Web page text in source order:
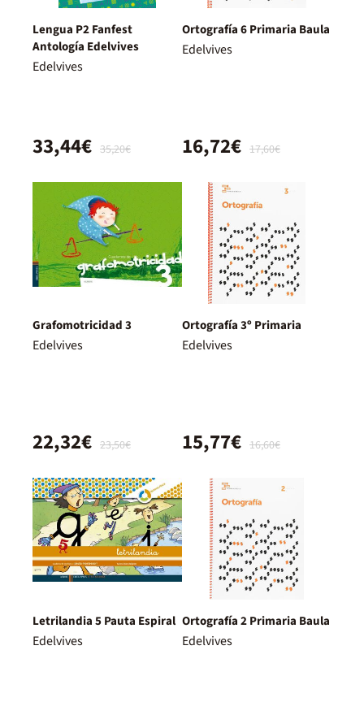
Lengua P2 Fanfest
Antología Edelvives
Edelvives
35,20€
33,44€
Ortografía 6 Primaria Baula
Edelvives
17,60€
16,72€
Grafomotricidad 3
Edelvives
23,50€
22,32€
Ortografía 3º Primaria
Edelvives
16,60€
15,77€
Letrilandia 5 Pauta Espiral
Edelvives
Ortografía 2 Primaria Baula
Edelvives